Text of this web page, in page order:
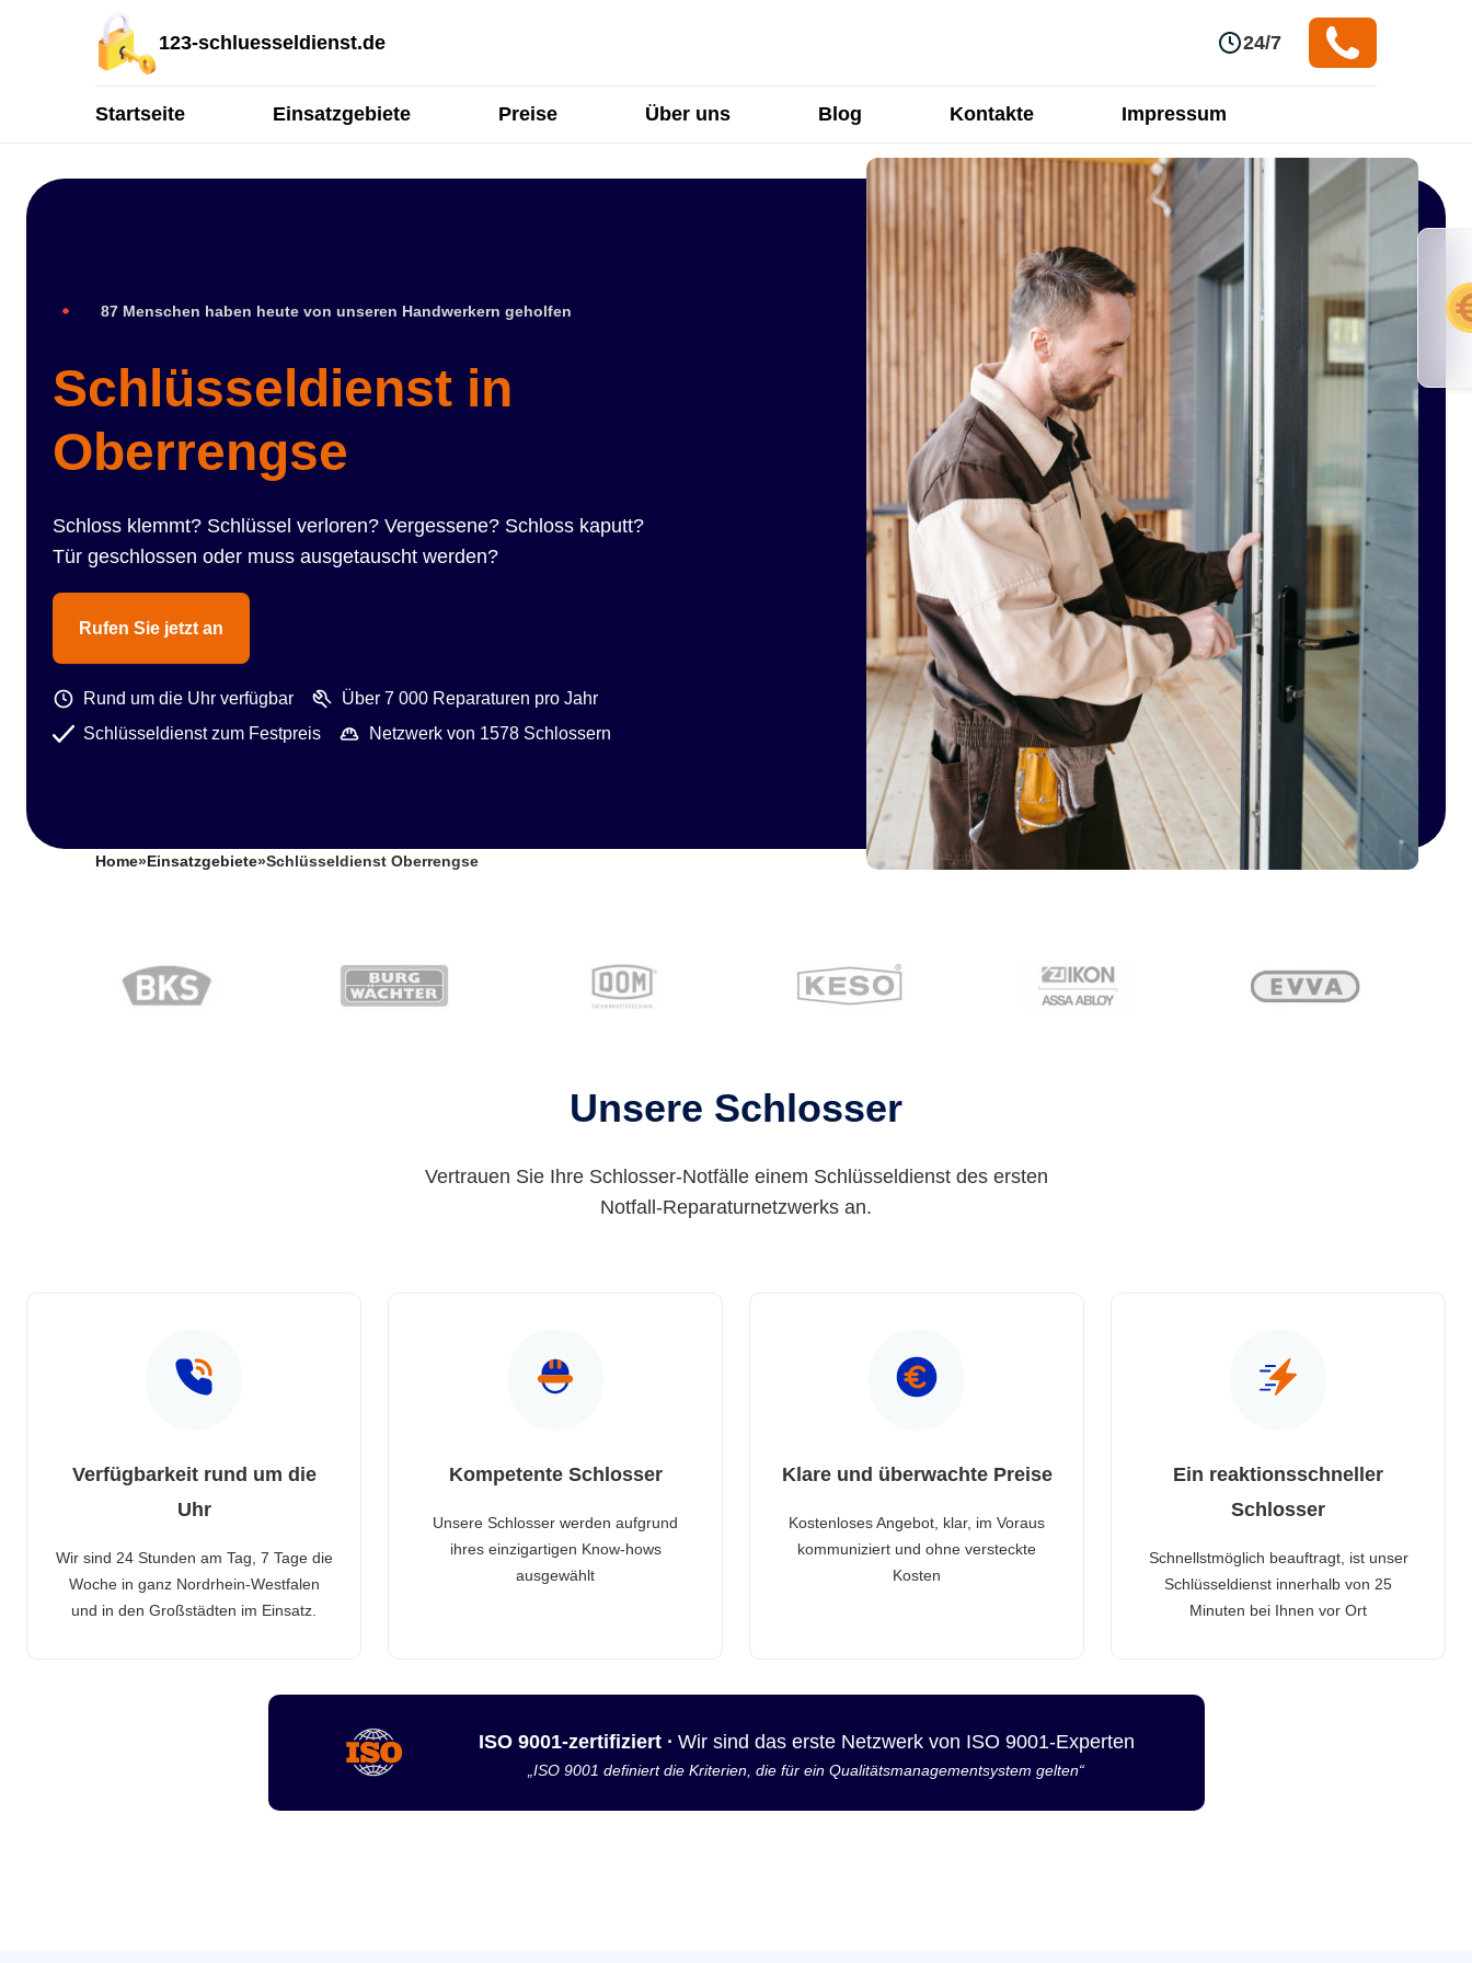
123-schluesseldienst.de 24/7
Startseite Einsatzgebiete Preise Über uns Blog Kontakte Impressum
87 Menschen haben heute von unseren Handwerkern geholfen
Schlüsseldienst in
Oberrengse
Schloss klemmt? Schlüssel verloren? Vergessene? Schloss kaputt?
Tür geschlossen oder muss ausgetauscht werden?
Rufen Sie jetzt an
Rund um die Uhr verfügbar
Über 7 000 Reparaturen pro Jahr
Schlüsseldienst zum Festpreis
Netzwerk von 1578 Schlossern
Home» Einsatzgebiete»Schlüsseldienst Oberrengse
Unsere Schlosser
Vertrauen Sie Ihre Schlosser-Notfälle einem Schlüsseldienst des ersten
Notfall-Reparaturnetzwerks an.
Verfügbarkeit rund um die
Uhr
Wir sind 24 Stunden am Tag, 7 Tage die
Woche in ganz Nordrhein-Westfalen
und in den Großstädten im Einsatz.
Kompetente Schlosser
Unsere Schlosser werden aufgrund
ihres einzigartigen Know-hows
ausgewählt
Klare und überwachte Preise
Kostenloses Angebot, klar, im Voraus
kommuniziert und ohne versteckte
Kosten
Ein reaktionsschneller
Schlosser
Schnellstmöglich beauftragt, ist unser
Schlüsseldienst innerhalb von 25
Minuten bei Ihnen vor Ort
ISO 9001-zertifiziert · Wir sind das erste Netzwerk von ISO 9001-Experten
„ISO 9001 definiert die Kriterien, die für ein Qualitätsmanagementsystem gelten“